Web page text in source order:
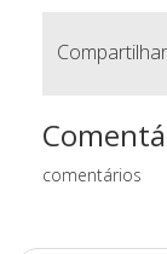
Compartilhar
comentários